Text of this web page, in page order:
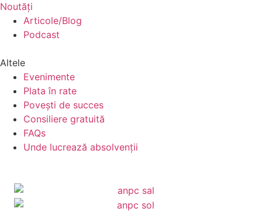
Noutăți
Articole/Blog
Podcast
Altele
Evenimente
Plata în rate
Povești de succes
Consiliere gratuită
FAQs
Unde lucrează absolvenții